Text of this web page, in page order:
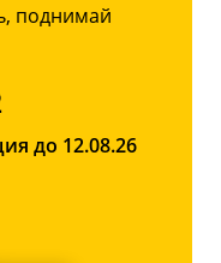
поднимай
до 12.08.26